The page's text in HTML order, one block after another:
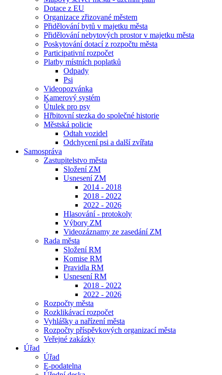
Dotace z EU
Organizace zřizované městem
Přidělování bytů v majetku města
Přidělování nebytových prostor v majetku města
Poskytování dotací z rozpočtu města
Participativní rozpočet
Platby místních poplatků
Odpady
Psi
Videopozvánka
Kamerový systém
Útulek pro psy
Hřbitovní stezka do společné historie
Městská policie
Odtah vozidel
Odchycení psi a další zvířata
Samospráva
Zastupitelstvo města
Složení ZM
Usnesení ZM
2014 - 2018
2018 - 2022
2022 - 2026
Hlasování - protokoly
Výbory ZM
Videozáznamy ze zasedání ZM
Rada města
Složení RM
Komise RM
Pravidla RM
Usnesení RM
2018 - 2022
2022 - 2026
Rozpočty města
Rozklikávací rozpočet
Vyhlášky a nařízení města
Rozpočty příspěvkových organizací města
Veřejné zakázky
Úřad
Úřad
E-podatelna